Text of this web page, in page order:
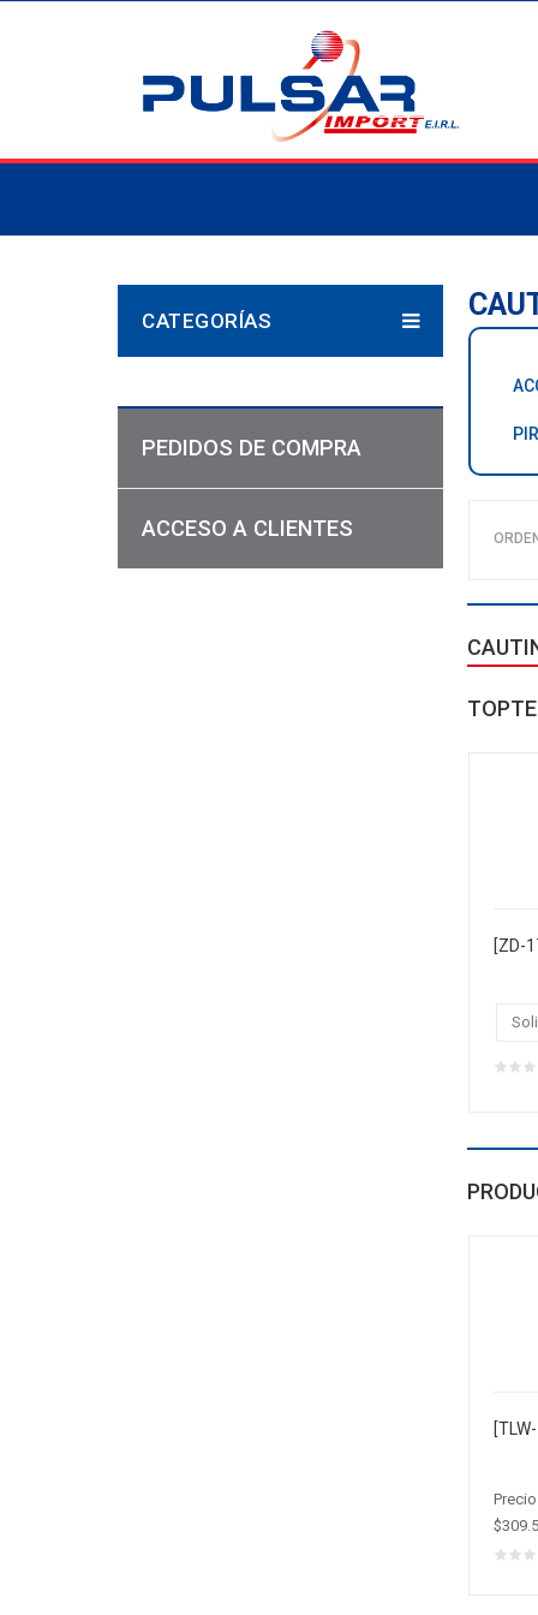
CATEGORÍAS
PEDIDOS DE COMPRA
ACCESO A CLIENTES